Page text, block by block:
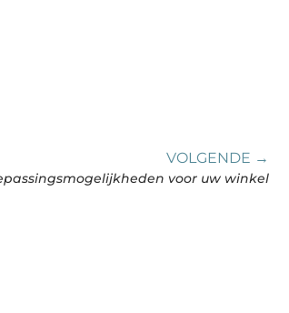
VOLGENDE →
voor uw winkel